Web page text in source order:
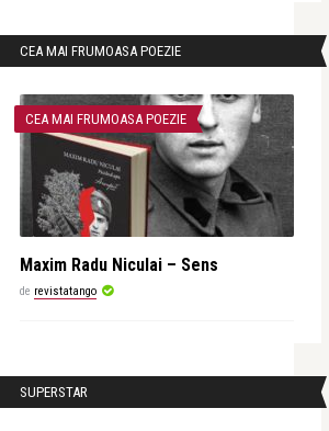
CEA MAI FRUMOASA POEZIE
CEA MAI FRUMOASA POEZIE
Maxim Radu Niculai – Sens
de revistatango
SUPERSTAR